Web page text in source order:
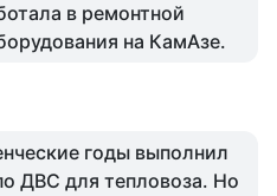
в ремонтной
на КамАзе.
годы выполнил
ДВС для тепловоза. Но